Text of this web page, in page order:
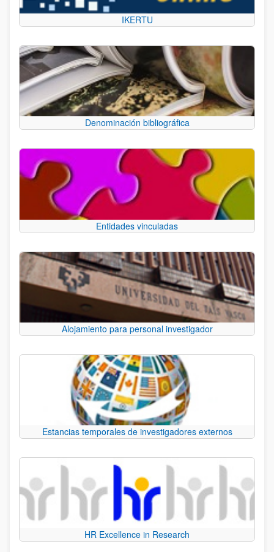
IKERTU
Denominación bibliográfica
Entidades vinculadas
Alojamiento para personal investigador
Estancias temporales de investigadores externos
HR Excellence in Research